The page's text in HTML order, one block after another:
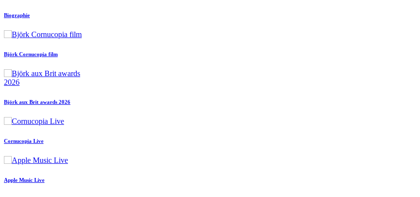
Biographie
Björk Cornucopia film
Björk aux Brit awards 2026
Cornucopia Live
Apple Music Live